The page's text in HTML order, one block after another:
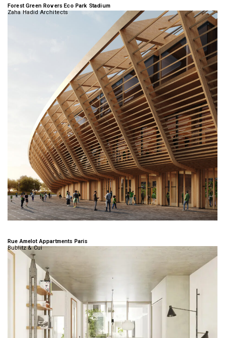
Forest Green Rovers Eco Park Stadium
Zaha Hadid Architects
Rue Amelot Appartments Paris
Bublitz & Cui